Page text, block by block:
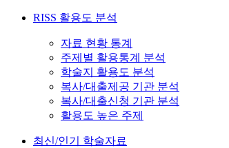
RISS 활용도 분석
자료 현황 통계
주제별 활용통계 분석
학술지 활용도 분석
복사/대출제공 기관 분석
복사/대출신청 기관 분석
활용도 높은 주제
최신/인기 학술자료